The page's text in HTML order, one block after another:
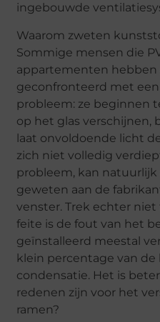
ingebouwde
Waarom zweten
Sommige mensen die
appartementen hebben
geconfronteerd met
probleem: ze beginnen
op het glas verschijnen,
laat onvoldoende licht
zich niet volledig
probleem, kan
geweten aan de
venster. Trek echter niet
feite is de fout van het
geïnstalleerd meestal
klein percentage van
condensatie. Het is
redenen zijn voor het
ramen?